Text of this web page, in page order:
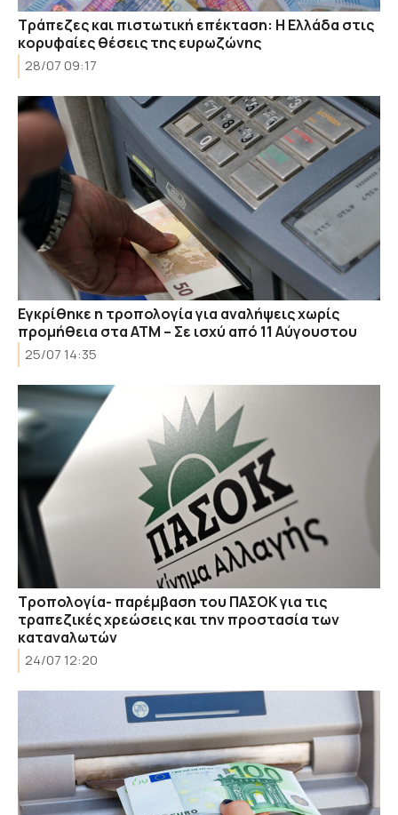
Τράπεζες και πιστωτική επέκταση: Η Ελλάδα στις
κορυφαίες θέσεις της ευρωζώνης
28/07 09:17
Εγκρίθηκε η τροπολογία για αναλήψεις χωρίς
προμήθεια στα ΑΤΜ – Σε ισχύ από 11 Αύγουστου
25/07 14:35
Τροπολογία- παρέμβαση του ΠΑΣΟΚ για τις
τραπεζικές χρεώσεις και την προστασία των
καταναλωτών
24/07 12:20